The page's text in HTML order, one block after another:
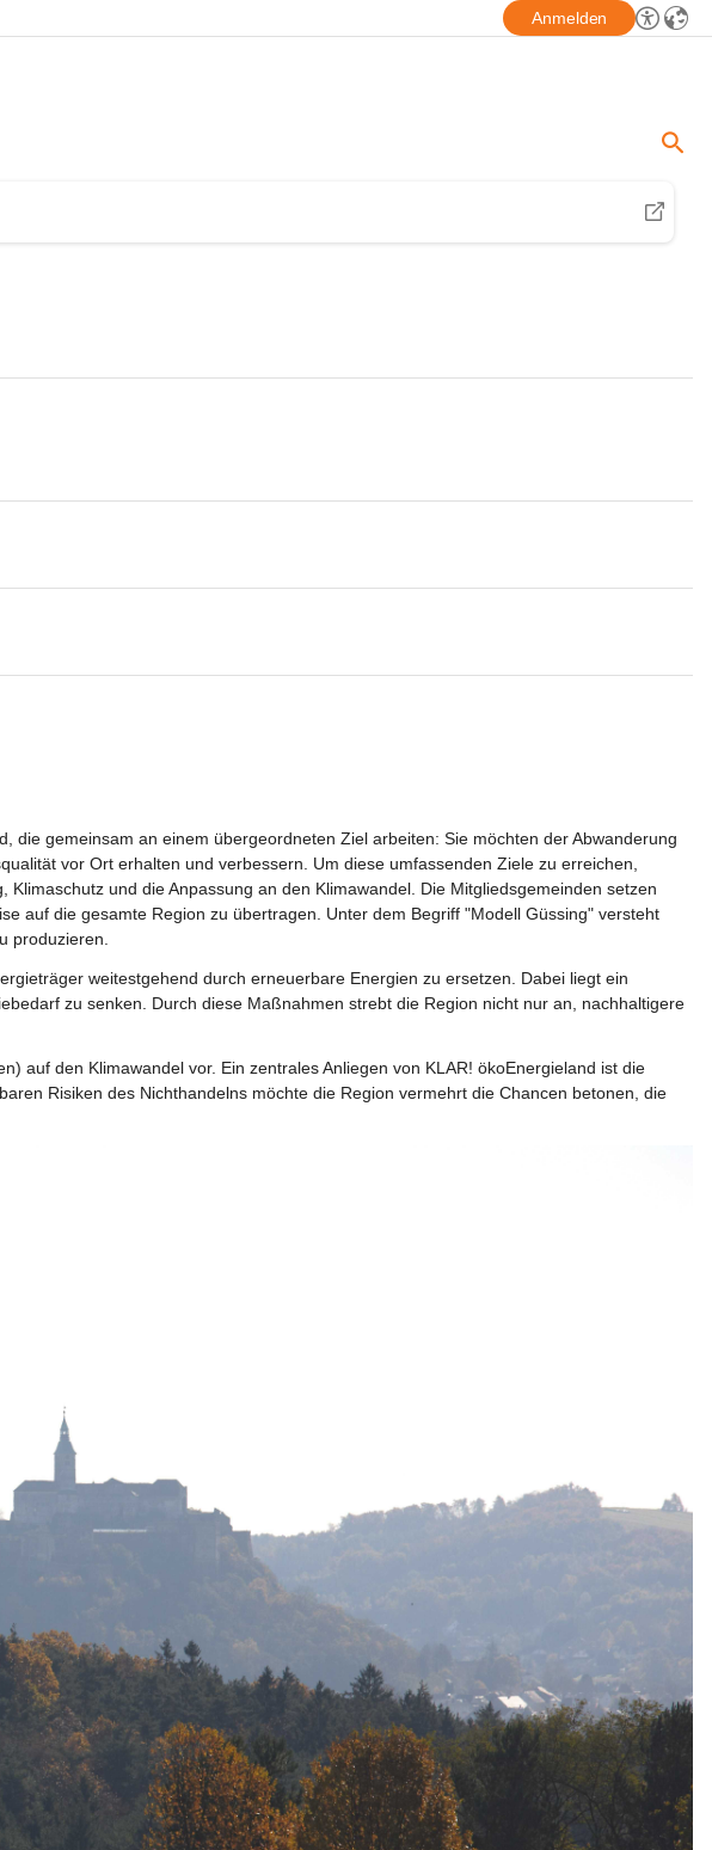
Anmelden
gemeinsam an einem übergeordneten Ziel arbeiten: Sie möchten der Abwanderung
vor Ort erhalten und verbessern. Um diese umfassenden Ziele zu erreichen,
und die Anpassung an den Klimawandel. Die Mitgliedsgemeinden setzen
auf die gesamte Region zu übertragen. Unter dem Begriff "Modell Güssing" versteht
produzieren.
weitestgehend durch erneuerbare Energien zu ersetzen. Dabei liegt ein
zu senken. Durch diese Maßnahmen strebt die Region nicht nur an, nachhaltigere
auf den Klimawandel vor. Ein zentrales Anliegen von KLAR! ökoEnergieland ist die
Risiken des Nichthandelns möchte die Region vermehrt die Chancen betonen, die